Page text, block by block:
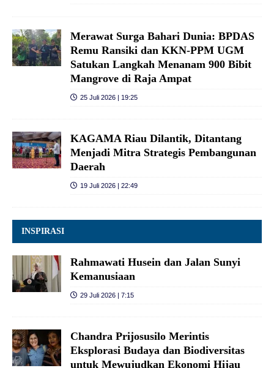
Merawat Surga Bahari Dunia: BPDAS
Remu Ransiki dan KKN-PPM UGM
Satukan Langkah Menanam 900 Bibit
Mangrove di Raja Ampat
25 Juli 2026 | 19:25
KAGAMA Riau Dilantik, Ditantang
Menjadi Mitra Strategis Pembangunan
Daerah
19 Juli 2026 | 22:49
INSPIRASI
Rahmawati Husein dan Jalan Sunyi
Kemanusiaan
29 Juli 2026 | 7:15
Chandra Prijosusilo Merintis
Eksplorasi Budaya dan Biodiversitas
untuk Mewujudkan Ekonomi Hijau